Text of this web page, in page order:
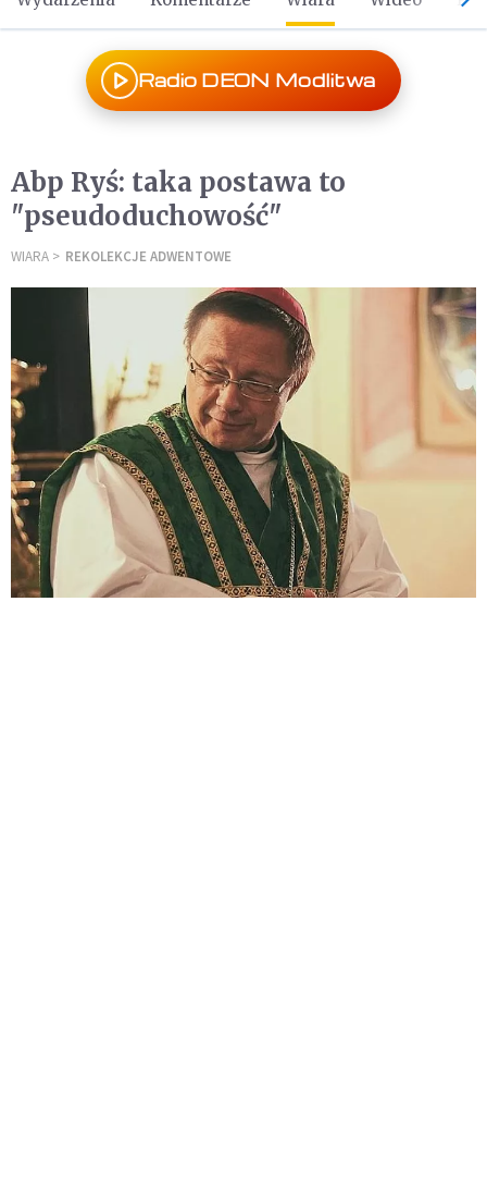
Radio DEON Modlitwa
Abp Ryś: taka postawa to
"pseudoduchowość"
WIARA REKOLEKCJE ADWENTOWE